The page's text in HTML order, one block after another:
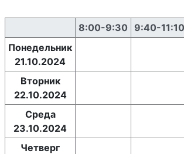
8:00-9:30 9:40-11:10
Понедельник
21.10.2024
Вторник
22.10.2024
Среда
23.10.2024
Четверг